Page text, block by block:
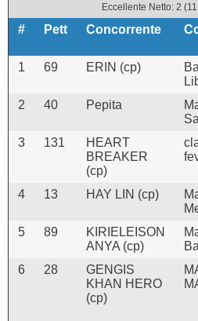
Eccellente Netto: 2
# Pett Concorrente
1 69 ERIN (cp)
2
40 Pepita
3 131
HEART
BREAKER
(cp)
4 13 HAY LIN (cp)
5
89
KIRIELEISON
ANYA (cp)
6
28
GENGIS
KHAN HERO
(cp)